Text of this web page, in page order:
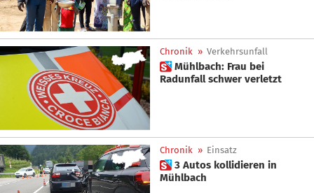
Chronik » Verkehrsunfall
 Mühlbach: Frau bei
Radunfall schwer verletzt
Chronik » Einsatz
 3 Autos kollidieren in
Mühlbach